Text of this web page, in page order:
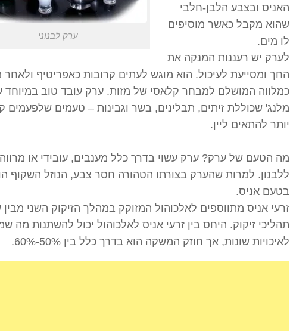
ערק לבנוני
האניס ובצבע הלבן-חלבי
שהוא מקבל כאשר מוסיפים
לו מים.
לערק יש רעננות המנקה את
החך ומסייעת לעיכול. הוא מוגש לעתים קרובות כאפריטיף ולאחר
כמלווה המושלם למבחר קלאסי של מזות. ערק עובד טוב במיוחד
מלנג' שכוללת זיתים, תבלינים, בשר וגבינות – טעמים שלפעמים
יותר להתאים ליין.
מה הטעם של ערק? ערק עשוי בדרך כלל מענבים, עובידי או
ללבנון. למרות שהערק בצורתו הטהורה חסר צבע, הנוזל השקוף
בטעם אניס.
זרעי אניס מתווספים לאלכוהול המזוקק במהלך הזיקוק השני
תהליכי זיקוק. היחס בין זרעי אניס לאלכוהול יכול להשתנות מה
לאיכויות שונות, אך חוזק המשקה הוא בדרך כלל בין 50%-60%.